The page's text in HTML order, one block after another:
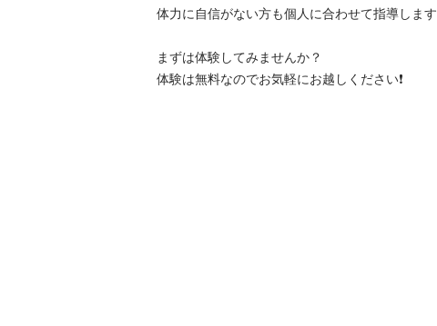
体力に自信がない方も個人に合わせて指導します
まずは体験してみませんか？
体験は無料なのでお気軽にお越しください❗️